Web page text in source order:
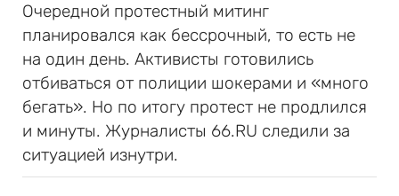
Очередной протестный митинг
планировался как бессрочный, то есть не
на один день. Активисты готовились
отбиваться от полиции шокерами и «много
бегать». Но по итогу протест не продлился
и минуты. Журналисты 66.RU следили за
ситуацией изнутри.